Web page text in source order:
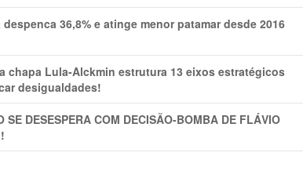
36,8% e atinge menor patamar desde 2016
chapa Lula-Alckmin estrutura 13 eixos estratégicos
desigualdades!
DESESPERA COM DECISÃO-BOMBA DE FLÁVIO